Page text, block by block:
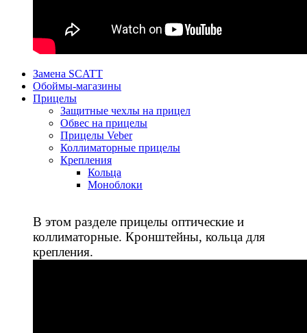
Замена SCATT
Обоймы-магазины
Прицелы
Защитные чехлы на прицел
Обвес на прицелы
Прицелы Veber
Коллиматорные прицелы
Крепления
Кольца
Моноблоки
В этом разделе прицелы оптические и
коллиматорные. Кронштейны, кольца для
крепления.